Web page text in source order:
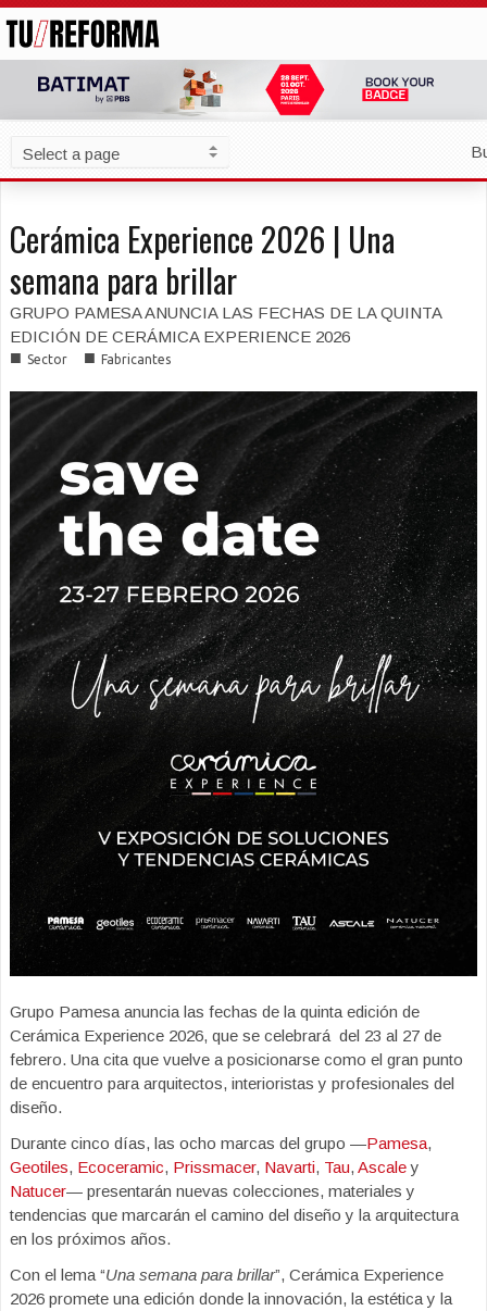
Cerámica Experience 2026 | Una
semana para brillar
GRUPO PAMESA ANUNCIA LAS FECHAS DE LA QUINTA
EDICIÓN DE CERÁMICA EXPERIENCE 2026
■ Sector ■ Fabricantes
Grupo Pamesa anuncia las fechas de la quinta edición de
Cerámica Experience 2026, que se celebrará del 23 al 27 de
febrero. Una cita que vuelve a posicionarse como el gran punto
de encuentro para arquitectos, interioristas y profesionales del
diseño.
Durante cinco días, las ocho marcas del grupo —Pamesa,
Geotiles, Ecoceramic, Prissmacer, Navarti, Tau, Ascaley
Natucer— presentarán nuevas colecciones, materiales y
tendencias que marcarán el camino del diseño y la arquitectura
en los próximos años.
Con el lema “Una semana para brillar”, Cerámica Experience
2026 promete una edición donde la innovación, la estética y la